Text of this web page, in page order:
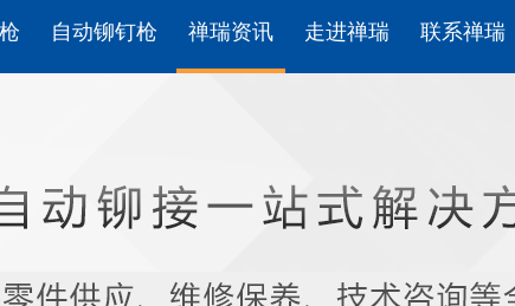
自动铆钉枪 禅瑞资讯 走进禅瑞 联系禅瑞